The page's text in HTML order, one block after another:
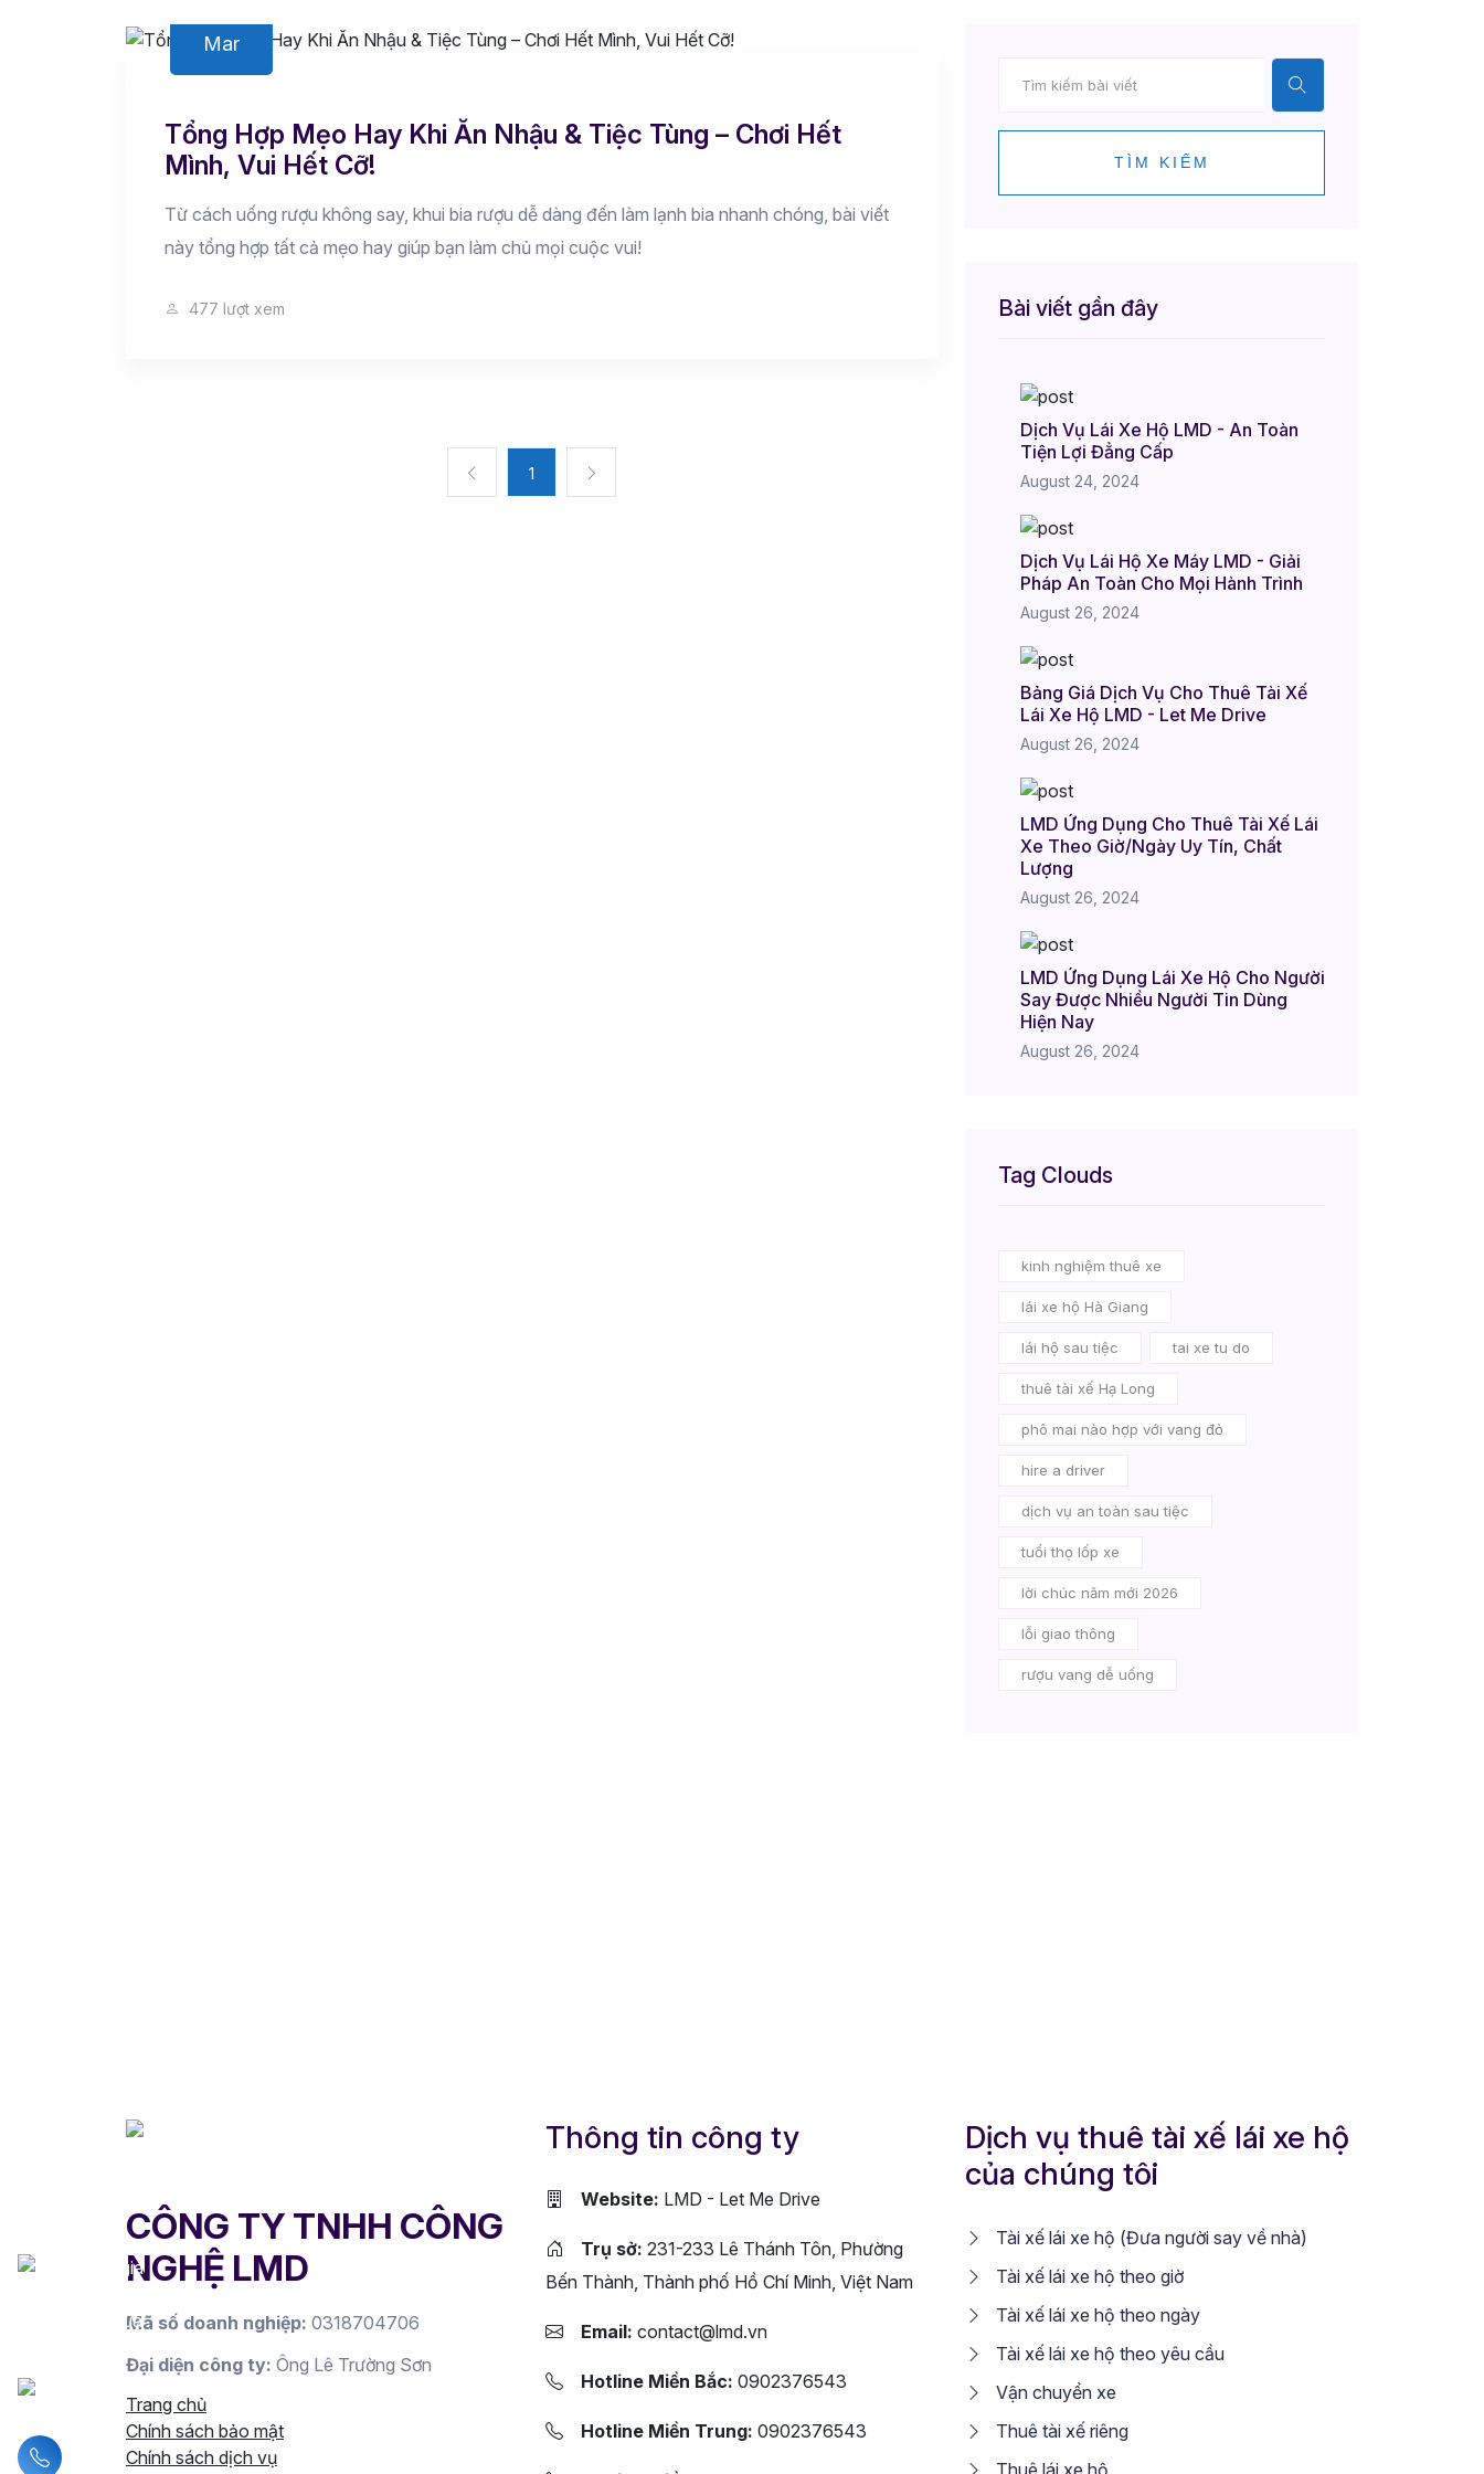
Mar
Tổng Hợp Mẹo Hay Khi Ăn Nhậu & Tiệc Tùng – Chơi Hết
Mình, Vui Hết Cỡ!
Từ cách uống rượu không say, khui bia rượu dễ dàng đến làm lạnh bia nhanh chóng, bài viết
này tổng hợp tất cả mẹo hay giúp bạn làm chủ mọi cuộc vui!
477 lượt xem
1
TÌM KIẾM
Bài viết gần đây
Dịch Vụ Lái Xe Hộ LMD - An Toàn
Tiện Lợi Đẳng Cấp
August 24, 2024
Dịch Vụ Lái Hộ Xe Máy LMD - Giải
Pháp An Toàn Cho Mọi Hành Trình
August 26, 2024
Bảng Giá Dịch Vụ Cho Thuê Tài Xế
Lái Xe Hộ LMD - Let Me Drive
August 26, 2024
LMD Ứng Dụng Cho Thuê Tài Xế Lái
Xe Theo Giờ/Ngày Uy Tín, Chất
Lượng
August 26, 2024
LMD Ứng Dụng Lái Xe Hộ Cho Người
Say Được Nhiều Người Tin Dùng
Hiện Nay
August 26, 2024
Tag Clouds
kinh nghiệm thuê xe
lái xe hộ Hà Giang
lái hộ sau tiệc tai xe tu do
thuê tài xế Hạ Long
phô mai nào hợp với vang đỏ
hire a driver
dịch vụ an toàn sau tiệc
tuổi thọ lốp xe
lời chúc năm mới 2026
lỗi giao thông
rượu vang dễ uống
CÔNG TY TNHH CÔNG
NGHỆ LMD
Mã số doanh nghiệp: 0318704706
Đại diện công ty: Ông Lê Trường Sơn
Trang chủ
Chính sách bảo mật
Chính sách dịch vụ
Thông tin công ty
Website: LMD - Let Me Drive
Trụ sở: 231-233 Lê Thánh Tôn, Phường
Bến Thành, Thành phố Hồ Chí Minh, Việt Nam
Email: contact@lmd.vn
Hotline Miền Bắc: 0902376543
Hotline Miền Trung: 0902376543
Dịch vụ thuê tài xế lái xe hộ
của chúng tôi
Tài xế lái xe hộ (Đưa người say về nhà)
Tài xế lái xe hộ theo giờ
Tài xế lái xe hộ theo ngày
Tài xế lái xe hộ theo yêu cầu
Vận chuyển xe
Thuê tài xế riêng
Thuê lái xe hộ
Liên hệ hotline